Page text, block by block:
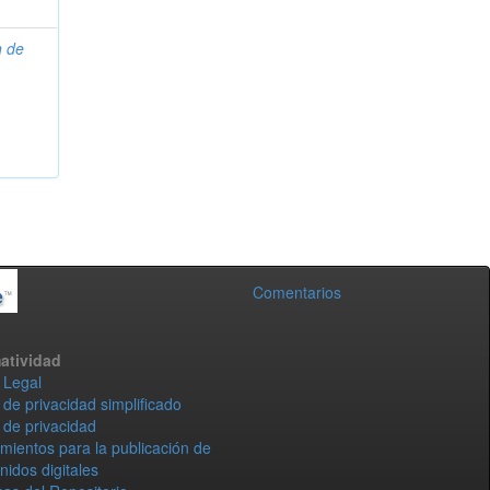
de
Comentarios
privacidad simplificado
privacidad
para la publicación de
digitales